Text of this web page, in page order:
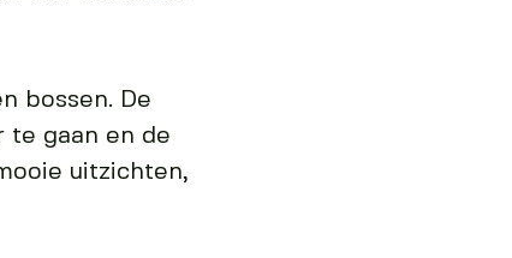
bossen. De
te gaan en de
uitzichten,